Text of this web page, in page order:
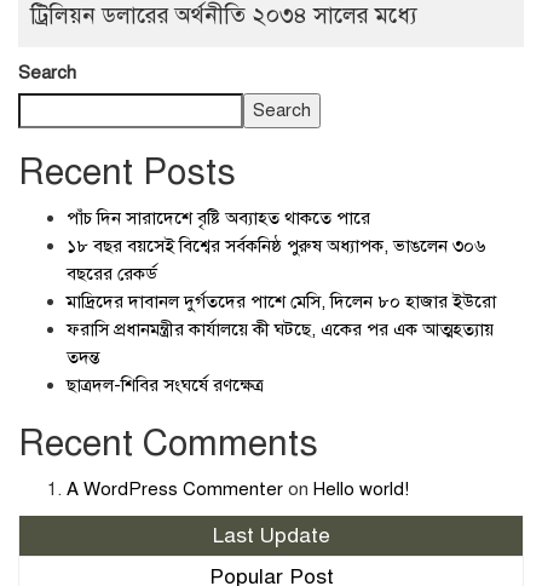
ট্রিলিয়ন ডলারের অর্থনীতি ২০৩৪ সালের মধ্যে
Search
Search
Recent Posts
পাঁচ দিন সারাদেশে বৃষ্টি অব্যাহত থাকতে পারে
১৮ বছর বয়সেই বিশ্বের সর্বকনিষ্ঠ পুরুষ অধ্যাপক, ভাঙলেন ৩০৬
বছরের রেকর্ড
মাদ্রিদের দাবানল দুর্গতদের পাশে মেসি, দিলেন ৮০ হাজার ইউরো
ফরাসি প্রধানমন্ত্রীর কার্যালয়ে কী ঘটছে, একের পর এক আত্মহত্যায়
তদন্ত
ছাত্রদল-শিবির সংঘর্ষে রণক্ষেত্র
Recent Comments
A WordPress Commenter on Hello world!
Last Update
Popular Post